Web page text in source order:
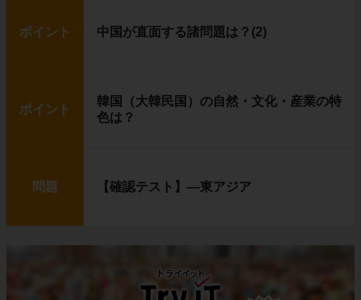
ポイント 中国が直面する諸問題は？(2)
ポイント
韓国（大韓民国）の自然・文化・産業の特
色は？
問題 【確認テスト】―東アジア